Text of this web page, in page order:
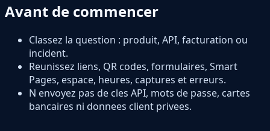
Avant de commencer
Classez la question : produit, API, facturation ou
incident.
Reunissez liens, QR codes, formulaires, Smart
Pages, espace, heures, captures et erreurs.
N envoyez pas de cles API, mots de passe, cartes
bancaires ni donnees client privees.